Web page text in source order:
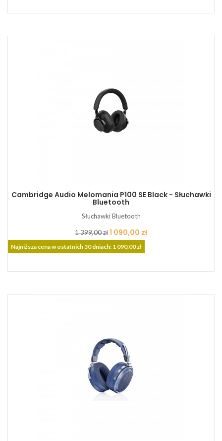
Cambridge Audio Melomania P100 SE Black - Słuchawki
Bluetooth
Słuchawki Bluetooth
Cena
podstawowa
1 399,00 złCena
1 090,00 zł
Najniższa cena w ostatnich 30 dniach: 1 090,00 zł